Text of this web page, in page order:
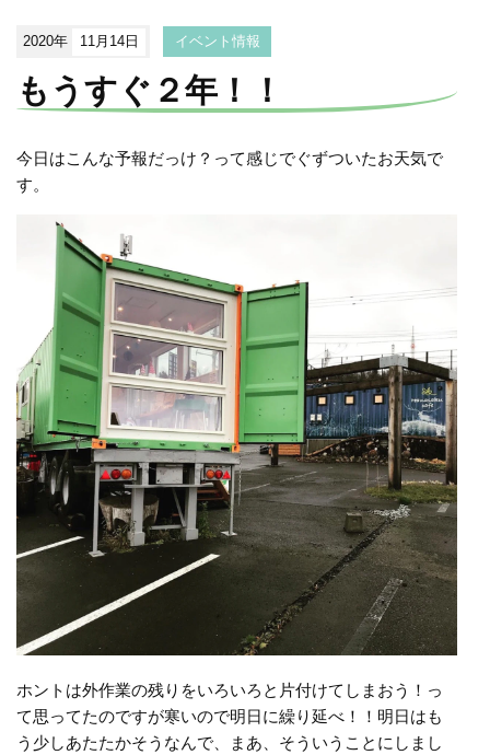
2020年 11月14日 イベント情報
もうすぐ２年！！
今日はこんな予報だっけ？って感じでぐずついたお天気で
す。
ホントは外作業の残りをいろいろと片付けてしまおう！っ
て思ってたのですが寒いので明日に繰り延べ！！明日はも
う少しあたたかそうなんで、まあ、そういうことにしまし